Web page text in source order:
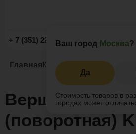
Ваш город Москва?
Да
Стоимость товаров в
городах может
+ 7 (351) 225-89-09
Главная Каталог Регулируемые
Вершина для
(поворотная)